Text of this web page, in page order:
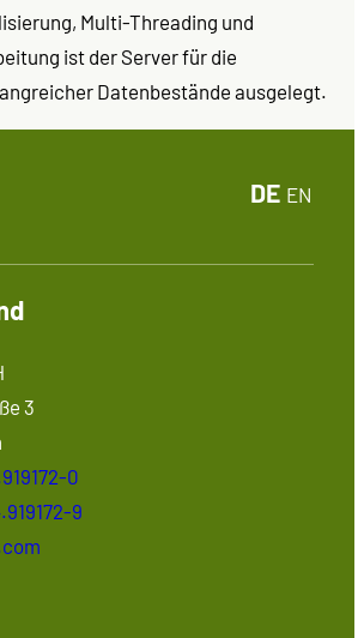
Multi-Threading und
ist der Server für die
Datenbestände ausgelegt.
DE EN
3
0
9